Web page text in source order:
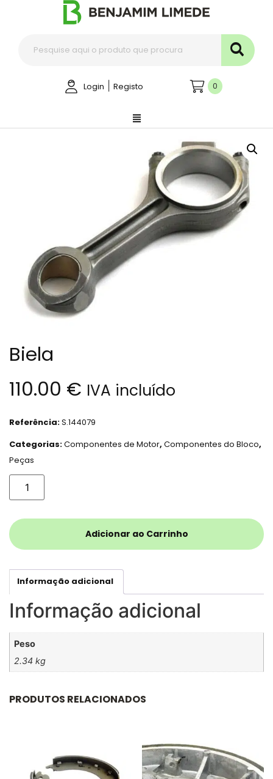
Login Registo 0
Biela
110.00 € IVA incluído
Referência:S.144079
Categorias:Componentes de Motor, Componentes do Bloco,
Peças
Adicionar ao Carrinho
Informação adicional
Informação adicional
Peso
2.34 kg
PRODUTOS RELACIONADOS